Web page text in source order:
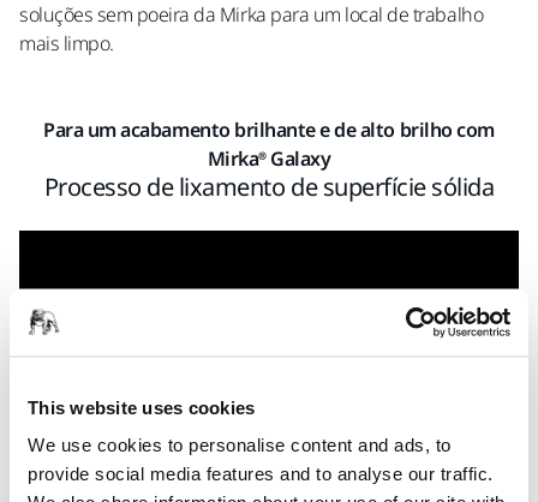
This website uses cookies
We use cookies to personalise content and ads, to
provide social media features and to analyse our traffic.
soluções sem poeira da Mirka para um local de trabalho
mais limpo.
Para um acabamento brilhante e de alto brilho com
Mirka® Galaxy
Processo de lixamento de superfície sólida